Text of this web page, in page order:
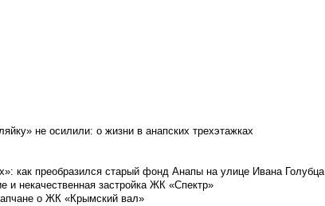
не осилили: о жизни в анапских трехэтажках
как преобразился старый фонд Анапы на улице Ивана Голубца
и некачественная застройка ЖК «Спектр»
о ЖК «Крымский вал»